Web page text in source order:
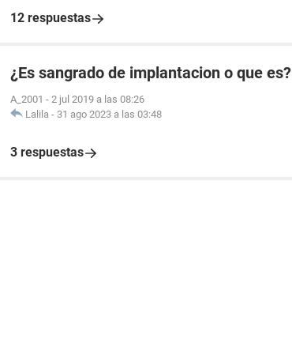
12 respuestas
¿Es sangrado de implantacion o que es?
A_2001 - 2 jul 2019 a las 08:26
Lalila - 31 ago 2023 a las 03:48
3 respuestas